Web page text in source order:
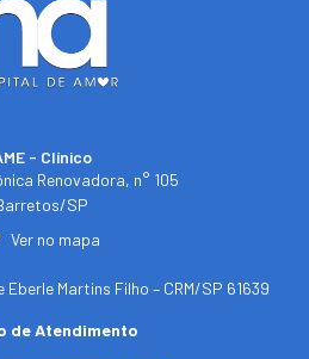
- Clínico​
Renovadora, n° 105
SP​
Ver no mapa
Eberle Martins Filho – CRM/SP 61639
de Atendimento